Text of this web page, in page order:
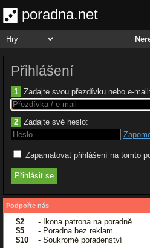
poradna.net
Přihlášení
1 Zadajte svou přezdívku nebo e-mail:
2 Zadajte své heslo:
Zapamatovat přihlášení na tomto
Podpořte nás
$2
- Ikona patrona na poradně
$5
- Poradna bez reklam
$10
- Soukromé poradenství